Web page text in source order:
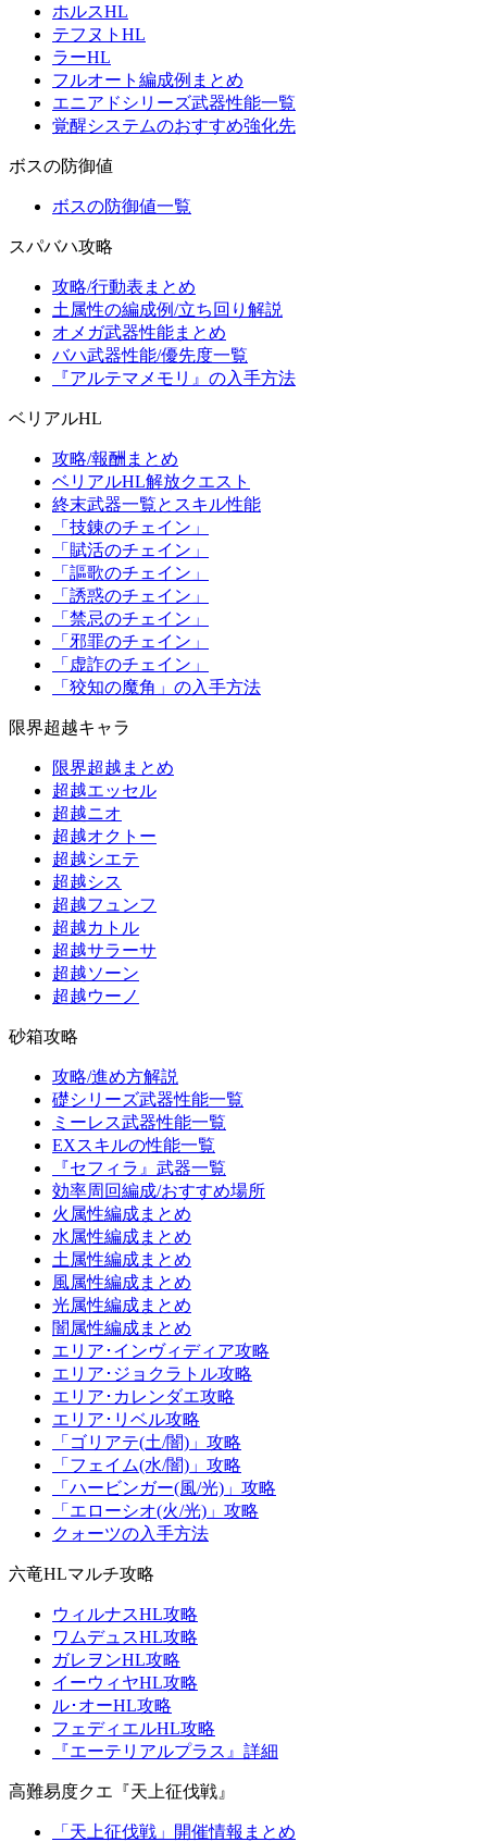
ホルスHL
テフヌトHL
ラーHL
フルオート編成例まとめ
エニアドシリーズ武器性能一覧
覚醒システムのおすすめ強化先
ボスの防御値
ボスの防御値一覧
スパバハ攻略
攻略/行動表まとめ
土属性の編成例/立ち回り解説
オメガ武器性能まとめ
バハ武器性能/優先度一覧
『アルテマメモリ』の入手方法
ベリアルHL
攻略/報酬まとめ
ベリアルHL解放クエスト
終末武器一覧とスキル性能
「技錬のチェイン」
「賦活のチェイン」
「謳歌のチェイン」
「誘惑のチェイン」
「禁忌のチェイン」
「邪罪のチェイン」
「虚詐のチェイン」
「狡知の魔角」の入手方法
限界超越キャラ
限界超越まとめ
超越エッセル
超越ニオ
超越オクトー
超越シエテ
超越シス
超越フュンフ
超越カトル
超越サラーサ
超越ソーン
超越ウーノ
砂箱攻略
攻略/進め方解説
礎シリーズ武器性能一覧
ミーレス武器性能一覧
EXスキルの性能一覧
『セフィラ』武器一覧
効率周回編成/おすすめ場所
火属性編成まとめ
水属性編成まとめ
土属性編成まとめ
風属性編成まとめ
光属性編成まとめ
闇属性編成まとめ
エリア･インヴィディア攻略
エリア･ジョクラトル攻略
エリア･カレンダエ攻略
エリア･リベル攻略
「ゴリアテ(土/闇)」攻略
「フェイム(水/闇)」攻略
「ハービンガー(風/光)」攻略
「エローシオ(火/光)」攻略
クォーツの入手方法
六竜HLマルチ攻略
ウィルナスHL攻略
ワムデュスHL攻略
ガレヲンHL攻略
イーウィヤHL攻略
ル･オーHL攻略
フェディエルHL攻略
『エーテリアルプラス』詳細
高難易度クエ『天上征伐戦』
「天上征伐戦」開催情報まとめ